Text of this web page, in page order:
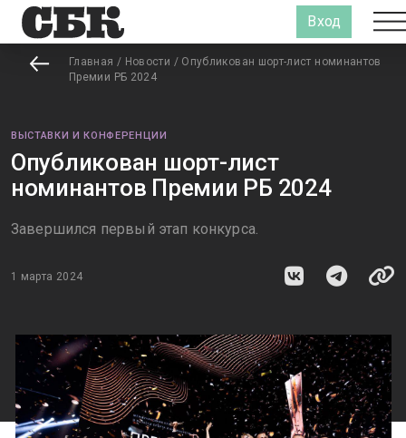
Вход
Главная / Новости / Опубликован шорт-лист номинантов
Премии РБ 2024
ВЫСТАВКИ И КОНФЕРЕНЦИИ
Опубликован шорт-лист
номинантов Премии РБ 2024
Завершился первый этап конкурса.
1 марта 2024